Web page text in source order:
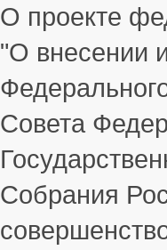
О проекте
"О внесении
Совета
Собрания